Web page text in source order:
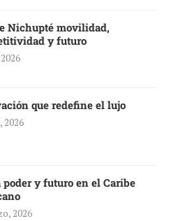
Nichupté movilidad,
y futuro
que redefine el lujo
2026
poder y futuro en el Caribe
2026